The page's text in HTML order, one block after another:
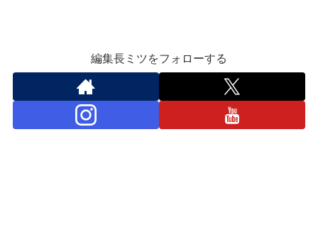
編集長ミツをフォローする